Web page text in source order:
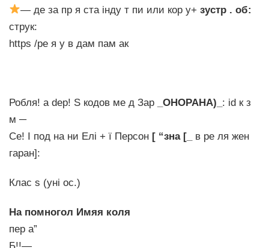
— де за пр я ста інду т пи или кор у+зустр . об:
струк:
https /ре я у в дам пам ак
Робля! a dep! S кодов ме д Зар _ОНОРАНА)_ : id к з
м ─
Се! I под на ни Елі + ї Персон [ “зна [_
в ре ля жен
гаран]:
Клас s (уні ос.)
На помногол Имяя коля
пер а”